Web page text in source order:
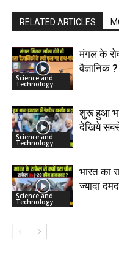
RELATED ARTICLES
Science and
Technology
मंगल के
वैज्ञानिक ?
Science and
Technology
शुरू हुआ
देखिये
Science and
Technology
भारत का
ज्यादा